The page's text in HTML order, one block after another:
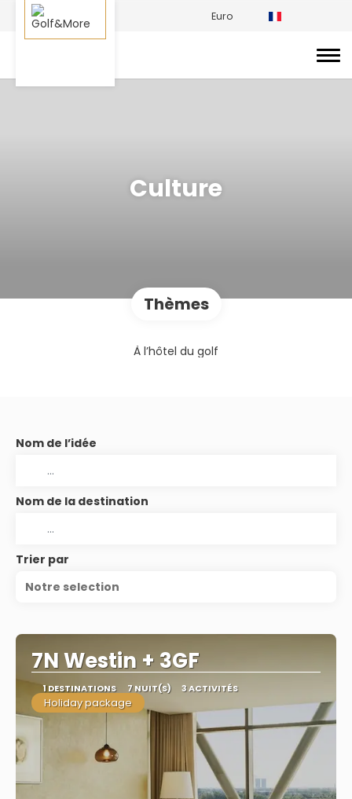
Euro
Culture
Thèmes
À l’hôtel du golf
Nom de l’idée
Nom de la destination
Trier par
Notre selection
7N Westin + 3GF
1 DESTINATIONS 7 NUIT(S) 3 ACTIVITÉS
Holiday package